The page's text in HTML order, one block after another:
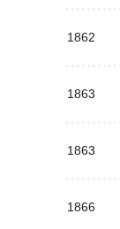
1862
1863
1863
1866